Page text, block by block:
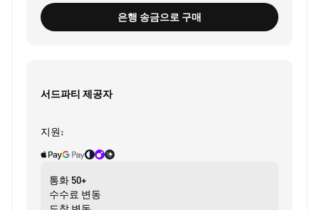
은행 송금으로 구매
서드파티 제공자
지원:
통화 50+
수수료 변동